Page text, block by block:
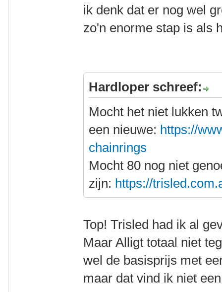
ik denk dat er nog wel
zo'n enorme stap is als
Hardloper schreef:
Mocht het niet lukken
een nieuwe: https://
chainrings
Mocht 80 nog niet
zijn: https://
Top! Trisled had ik al
Maar Alligt totaal niet
wel de basisprijs met
maar dat vind ik niet